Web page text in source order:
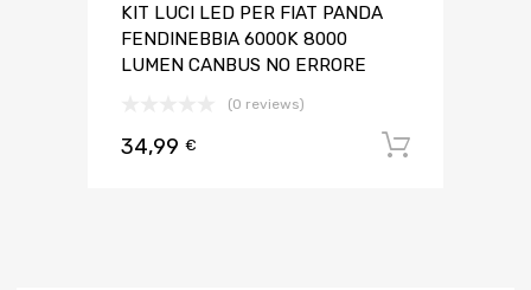
KIT LUCI LED PER FIAT PANDA
FENDINEBBIA 6000K 8000
LUMEN CANBUS NO ERRORE
(0 reviews)
34,99 €